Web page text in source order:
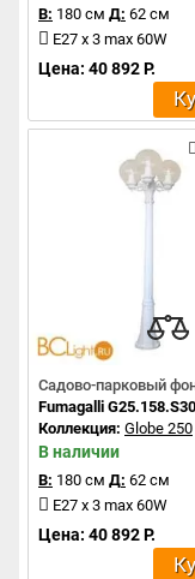
В: 180 см Д: 62 см
E27 x 3 max 60W
Цена: 40 892 Р.
Садово-парковый
Fumagalli
Коллекция: Globe 250
В наличии
В: 180 см Д: 62 см
E27 x 3 max 60W
Цена: 40 892 Р.